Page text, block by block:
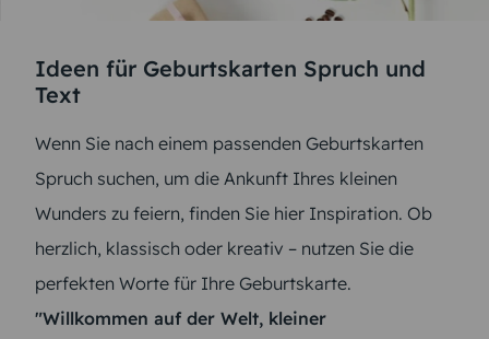
Ideen für Geburtskarten Spruch und
Text
Wenn Sie nach einem passenden Geburtskarten
Spruch suchen, um die Ankunft Ihres kleinen
Wunders zu feiern, finden Sie hier Inspiration. Ob
herzlich, klassisch oder kreativ – nutzen Sie die
perfekten Worte für Ihre Geburtskarte.
"Willkommen auf der Welt, kleiner